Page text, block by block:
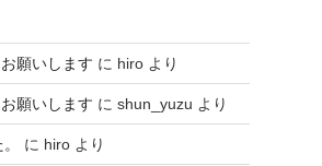
願いします に hiroより
願いします に shun_yuzu より
に hiroより